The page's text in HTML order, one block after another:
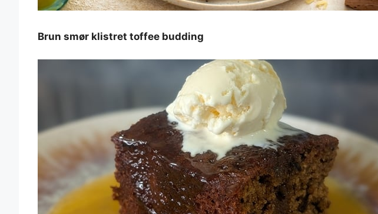
Brun smør klistret toffee budding